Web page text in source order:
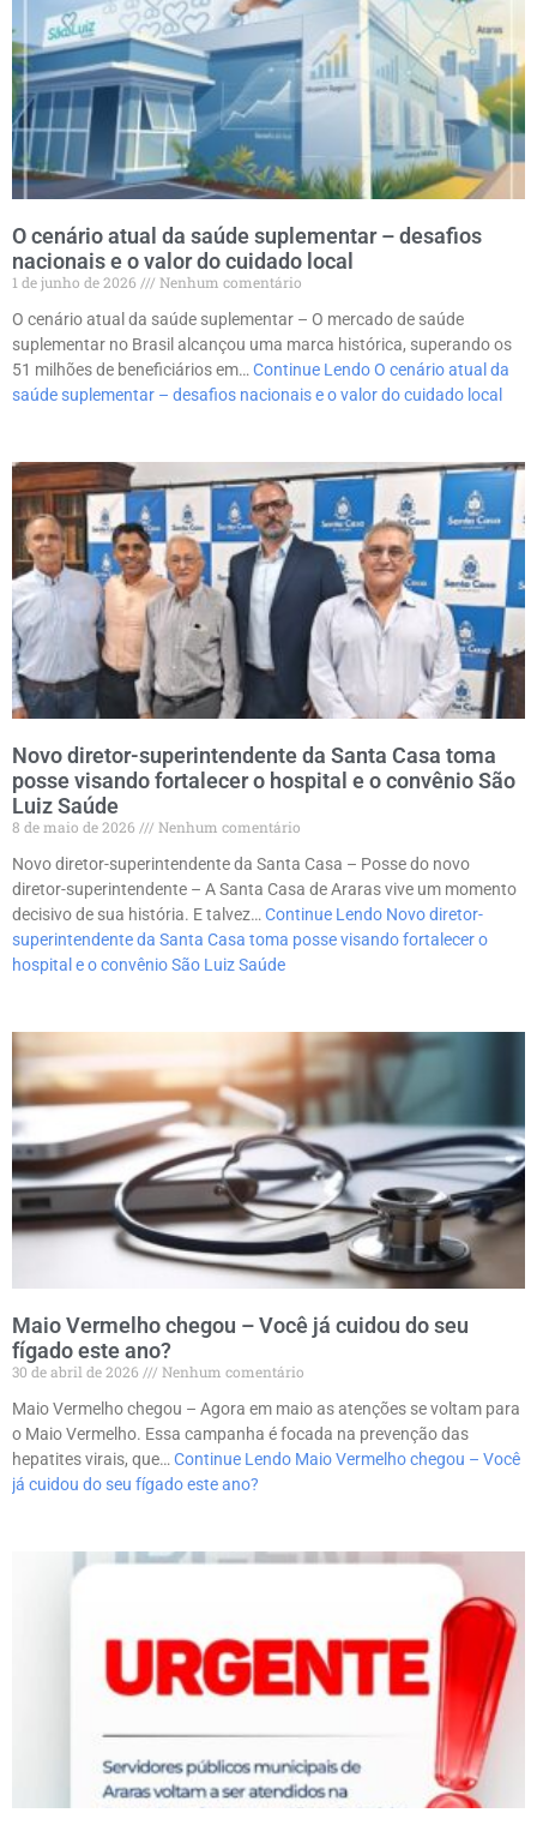
O cenário atual da saúde suplementar – desafios
nacionais e o valor do cuidado local
1 de junho de 2026
Nenhum comentário
O cenário atual da saúde suplementar – O mercado de saúde
suplementar no Brasil alcançou uma marca histórica, superando os
51 milhões de beneficiários em…Continue LendoO cenário atual da
saúde suplementar – desafios nacionais e o valor do cuidado local
Novo diretor-superintendente da Santa Casa toma
posse visando fortalecer o hospital e o convênio São
Luiz Saúde
8 de maio de 2026
Nenhum comentário
Novo diretor-superintendente da Santa Casa – Posse do novo
diretor-superintendente – A Santa Casa de Araras vive um momento
decisivo de sua história. E talvez…Continue Lendo Novo diretor-
superintendente da Santa Casa toma posse visando fortalecer o
hospital e o convênio São Luiz Saúde
Maio Vermelho chegou – Você já cuidou do seu
fígado este ano?
30 de abril de 2026
Nenhum comentário
Maio Vermelho chegou – Agora em maio as atenções se voltam para
o Maio Vermelho. Essa campanha é focada na prevenção das
hepatites virais, que…Continue Lendo Maio Vermelho chegou – Você
já cuidou do seu fígado este ano?